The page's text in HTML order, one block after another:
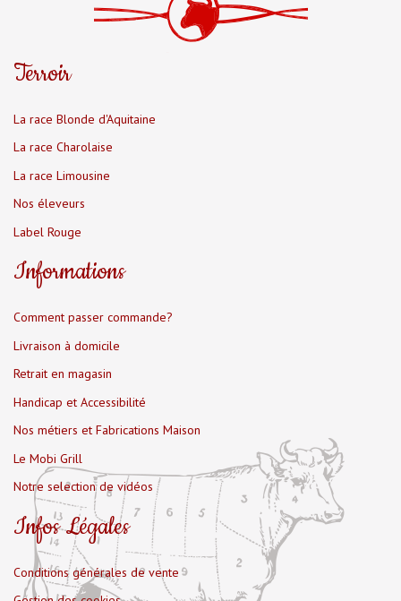
Terroir
La race Blonde d'Aquitaine
La race Charolaise
La race Limousine
Nos éleveurs
Label Rouge
Informations
Comment passer commande?
Livraison à domicile
Retrait en magasin
Handicap et Accessibilité
Nos métiers et Fabrications Maison
Le Mobi Grill
Notre selection de vidéos
Infos Légales
Conditions générales de vente